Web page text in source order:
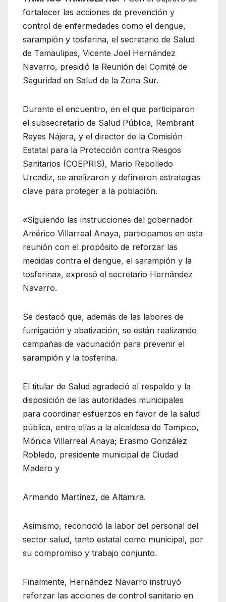
fortalecer las acciones de prevención y
control de enfermedades como el dengue,
sarampión y tosferina, el secretario de Salud
de Tamaulipas, Vicente Joel Hernández
Navarro, presidió la Reunión del Comité de
Seguridad en Salud de la Zona Sur.
Durante el encuentro, en el que participaron
el subsecretario de Salud Pública, Rembrant
Reyes Nájera, y el director de la Comisión
Estatal para la Protección contra Riesgos
Sanitarios (COEPRIS), Mario Rebolledo
Urcadiz, se analizaron y definieron estrategias
clave para proteger a la población.
«Siguiendo las instrucciones del gobernador
Américo Villarreal Anaya, participamos en esta
reunión con el propósito de reforzar las
medidas contra el dengue, el sarampión y la
tosferina», expresó el secretario Hernández
Navarro.
Se destacó que, además de las labores de
fumigación y abatización, se están realizando
campañas de vacunación para prevenir el
sarampión y la tosferina.
El titular de Salud agradeció el respaldo y la
disposición de las autoridades municipales
para coordinar esfuerzos en favor de la salud
pública, entre ellas a la alcaldesa de Tampico,
Mónica Villarreal Anaya; Erasmo González
Robledo, presidente municipal de Ciudad
Madero y
Armando Martínez, de Altamira.
Asimismo, reconoció la labor del personal del
sector salud, tanto estatal como municipal, por
su compromiso y trabajo conjunto.
Finalmente, Hernández Navarro instruyó
reforzar las acciones de control sanitario en